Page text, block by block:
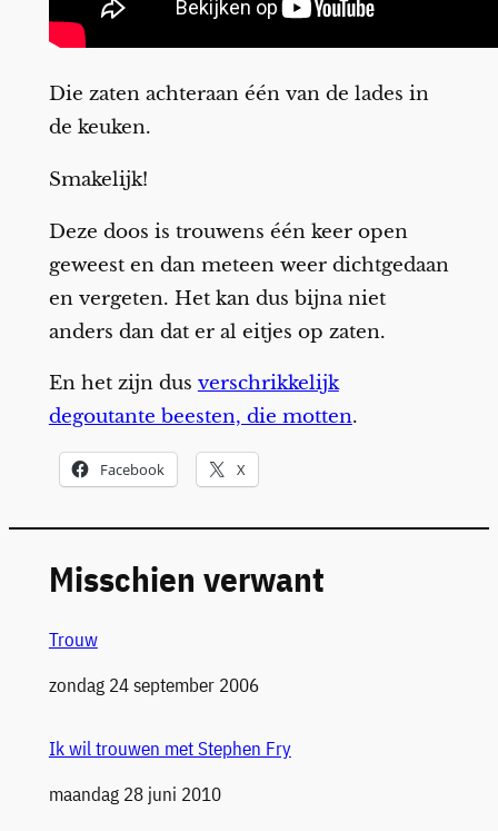
Die zaten achteraan één van de lades in
de keuken.
Smakelijk!
Deze doos is trouwens één keer open
geweest en dan meteen weer dichtgedaan
en vergeten. Het kan dus bijna niet
anders dan dat er al eitjes op zaten.
En het zijn dus verschrikkelijk
degoutante beesten, die motten.
Facebook X
Misschien verwant
Trouw
Datum
zondag 24 september 2006
Ik wil trouwen met Stephen Fry
Datum
maandag 28 juni 2010